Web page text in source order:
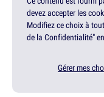
devez accepter les
Modifiez ce choix à
de la Confidentialité"
Gérer mes